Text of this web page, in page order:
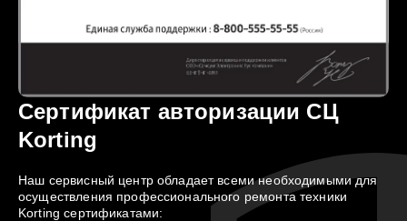
Сертификат авторизации СЦ
Korting
Наш сервисный центр обладает всеми необходимыми для
осуществления профессионального ремонта техники
Korting сертификатами: